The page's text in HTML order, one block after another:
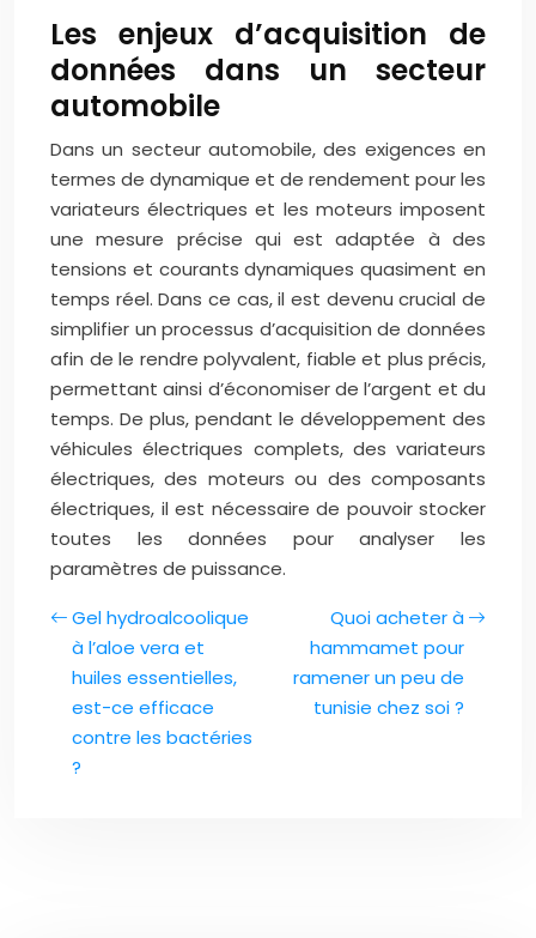
Les enjeux d’acquisition de
données dans un secteur
automobile
Dans un secteur automobile, des exigences en
termes de dynamique et de rendement pour les
variateurs électriques et les moteurs imposent
une mesure précise qui est adaptée à des
tensions et courants dynamiques quasiment en
temps réel. Dans ce cas, il est devenu crucial de
simplifier un processus d’acquisition de données
afin de le rendre polyvalent, fiable et plus précis,
permettant ainsi d’économiser de l’argent et du
temps. De plus, pendant le développement des
véhicules électriques complets, des variateurs
électriques, des moteurs ou des composants
électriques, il est nécessaire de pouvoir stocker
toutes les données pour analyser les
paramètres de puissance.
Gel hydroalcoolique
à l’aloe vera et
huiles essentielles,
est-ce efficace
contre les bactéries
?
Quoi acheter à
hammamet pour
ramener un peu de
tunisie chez soi ?